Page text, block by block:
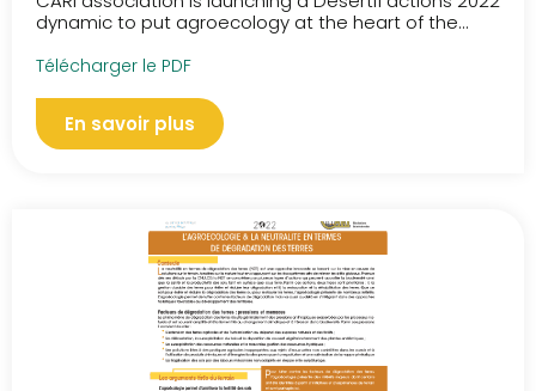
dynamic to put agroecology at the heart of the...
Télécharger le PDF
En savoir plus